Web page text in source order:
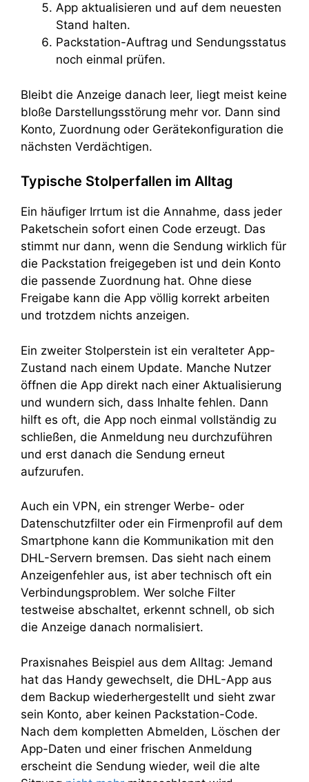
App aktualisieren und auf dem neuesten
Stand halten.
Packstation-Auftrag und Sendungsstatus
noch einmal prüfen.
Bleibt die Anzeige danach leer, liegt meist keine
bloße Darstellungsstörung mehr vor. Dann sind
Konto, Zuordnung oder Gerätekonfiguration die
nächsten Verdächtigen.
Typische Stolperfallen im Alltag
Ein häufiger Irrtum ist die Annahme, dass jeder
Paketschein sofort einen Code erzeugt. Das
stimmt nur dann, wenn die Sendung wirklich für
die Packstation freigegeben ist und dein Konto
die passende Zuordnung hat. Ohne diese
Freigabe kann die App völlig korrekt arbeiten
und trotzdem nichts anzeigen.
Ein zweiter Stolperstein ist ein veralteter App-
Zustand nach einem Update. Manche Nutzer
öffnen die App direkt nach einer Aktualisierung
und wundern sich, dass Inhalte fehlen. Dann
hilft es oft, die App noch einmal vollständig zu
schließen, die Anmeldung neu durchzuführen
und erst danach die Sendung erneut
aufzurufen.
Auch ein VPN, ein strenger Werbe- oder
Datenschutzfilter oder ein Firmenprofil auf dem
Smartphone kann die Kommunikation mit den
DHL-Servern bremsen. Das sieht nach einem
Anzeigenfehler aus, ist aber technisch oft ein
Verbindungsproblem. Wer solche Filter
testweise abschaltet, erkennt schnell, ob sich
die Anzeige danach normalisiert.
Praxisnahes Beispiel aus dem Alltag: Jemand
hat das Handy gewechselt, die DHL-App aus
dem Backup wiederhergestellt und sieht zwar
sein Konto, aber keinen Packstation-Code.
Nach dem kompletten Abmelden, Löschen der
App-Daten und einer frischen Anmeldung
erscheint die Sendung wieder, weil die alte